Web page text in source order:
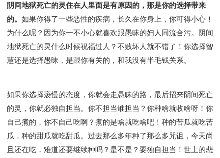
阴间地狱死亡的灵住在人里面是有原因的，那是你的选择带来
的。 如果你得了一些恶性的疾病，长久在你身上，你可得小心！
为什么呢？因为你一不小心就喜欢跟愚昧的妇人同流合污。阴间
地狱死亡的灵什么时候祝福过人？不败坏人就不错了！你选择智
慧还是选择愚昧，是跟你有关的，和我没有半毛钱关系。
如果你选择亵慢的态度，你就会走愚昧的路，最后招来阴间死亡
的灵，你就必独自担当。你不担当谁担当？你种啥就收啥呀！你
自己煮的，你不自己吃啊？煮的是啥就吃啥吧！种的苦瓜就吃苦
瓜，种的甜瓜就吃甜瓜。过去那么多年种了那么多咒诅，今天尚
且还在吃，难道还要继续种吗？是不是？要独自担当！世上的悲